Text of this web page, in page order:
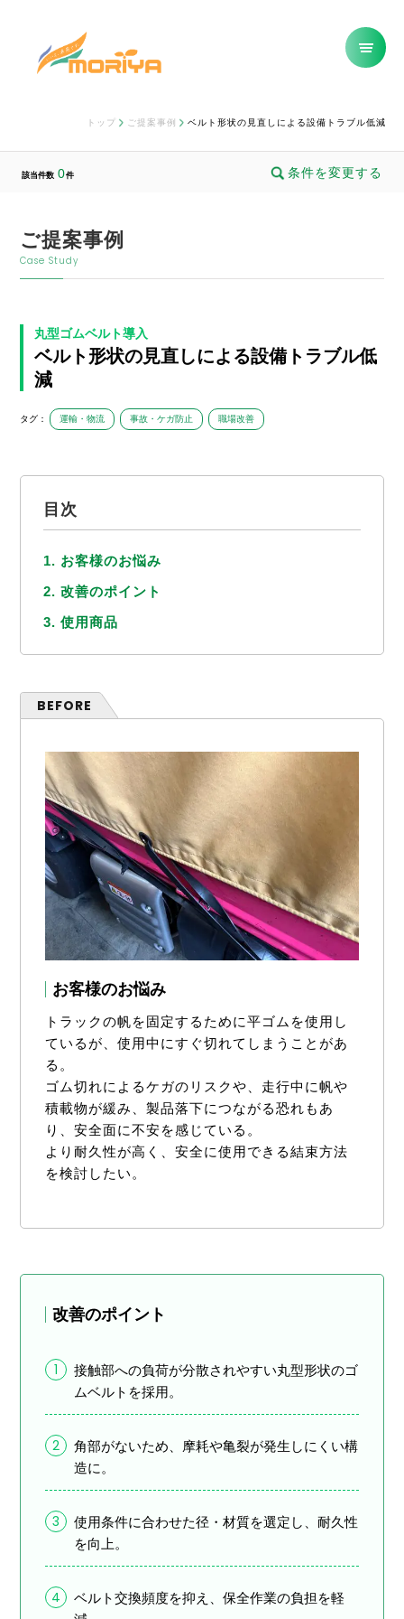
トップ ご提案事例 ベルト形状の見直しによる設備トラブル低減
該当件数 0件 条件を変更する
ご提案事例
Case Study
丸型ゴムベルト導入
ベルト形状の見直しによる設備トラブル低
減
タグ： 運輸・物流 事故・ケガ防止 職場改善
目次
1. お客様のお悩み
2. 改善のポイント
3. 使用商品
BEFORE
お客様のお悩み
トラックの帆を固定するために平ゴムを使用し
ているが、使用中にすぐ切れてしまうことがあ
る。
ゴム切れによるケガのリスクや、走行中に帆や
積載物が緩み、製品落下につながる恐れもあ
り、安全面に不安を感じている。
より耐久性が高く、安全に使用できる結束方法
を検討したい。
改善のポイント
1
接触部への負荷が分散されやすい丸型形状のゴ
ムベルトを採用。
2
角部がないため、摩耗や亀裂が発生しにくい構
造に。
3
使用条件に合わせた径・材質を選定し、耐久性
を向上。
4
ベルト交換頻度を抑え、保全作業の負担を軽